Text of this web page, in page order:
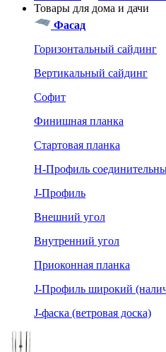
Товары для дома и дачи
Фасад
Горизонтальный сайдинг
Вертикальный сайдинг
Софит
Финишная планка
Стартовая планка
Н-Профиль
J-Профиль
Внешний угол
Внутренний угол
Приоконная планка
J-Профиль широкий
J-фаска (ветровая доска)